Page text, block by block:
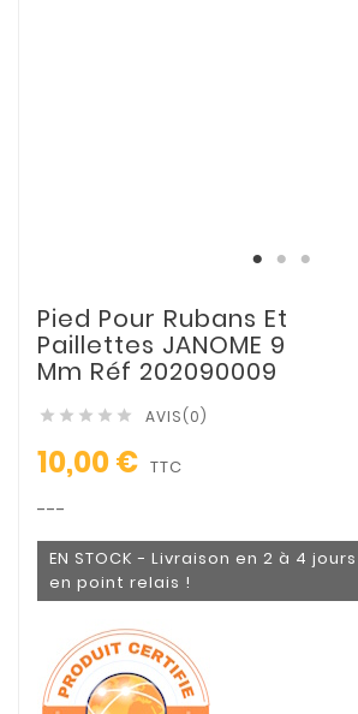
Pied Pour Rubans Et
Paillettes JANOME 9
Mm Réf 202090009
     AVIS(0)
10,00 € TTC
---
EN STOCK - Livraison en 2 à 4
en point relais !